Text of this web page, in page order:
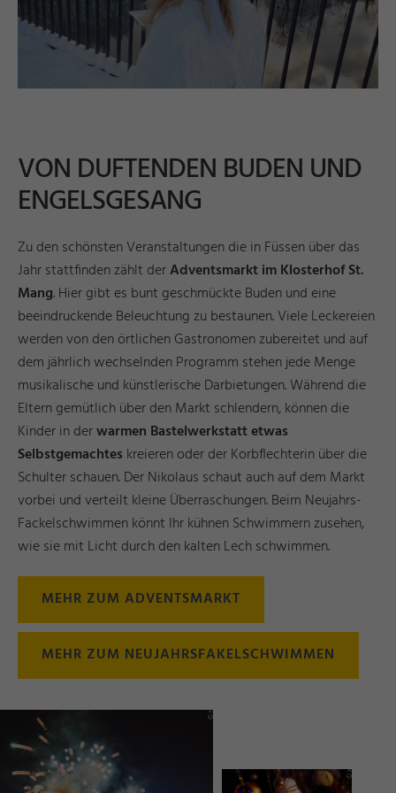
VON DUFTENDEN BUDEN UND
ENGELSGESANG
Zu den schönsten Veranstaltungen die in Füssen über das
Jahr stattfinden zählt derAdventsmarkt im Klosterhof St.
Mang. Hier gibt es bunt geschmückte Buden und eine
beeindruckende Beleuchtung zu bestaunen. Viele Leckereien
werden von den örtlichen Gastronomen zubereitet und auf
dem jährlich wechselnden Programm stehen jede Menge
musikalische und künstlerische Darbietungen. Während die
Eltern gemütlich über den Markt schlendern, können die
Kinder in derwarmen Bastelwerkstatt etwas
Selbstgemachtes kreieren oder der Korbflechterin über die
Schulter schauen. Der Nikolaus schaut auch auf dem Markt
vorbei und verteilt kleine Überraschungen. Beim Neujahrs-
Fackelschwimmen könnt Ihr kühnen Schwimmern zusehen,
wie sie mit Licht durch den kalten Lech schwimmen.
MEHR ZUM ADVENTSMARKT
MEHR ZUM NEUJAHRSFAKELSCHWIMMEN
©
F
ü
s
s
e
n
T
o
u
ri
s
m
u
s
u
M
a
r
k
e
ti
n
g
g
ri d
Y
a
s
h
a
R
ö
s
n
e
©
Mi
c
h
a
el
L
u
k
a
z
w
e
w
s
w
w
w.l
u
k
a
f
o.